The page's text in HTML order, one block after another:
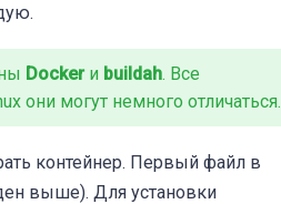
Docker и buildah. Все
они могут немного отличаться.
контейнер. Первый файл в
выше). Для установки